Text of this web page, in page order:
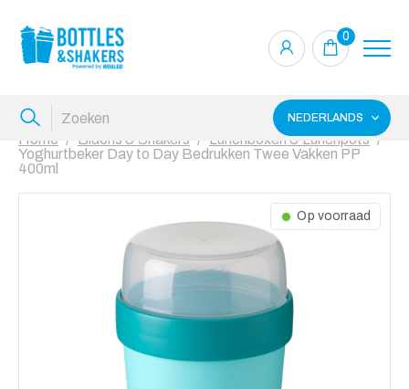
0
NEDERLANDS
Home Bidons & Shakers
Lunchboxen & Lunchpots
Yoghurtbeker Day to Day Bedrukken Twee Vakken PP
400ml
Op voorraad